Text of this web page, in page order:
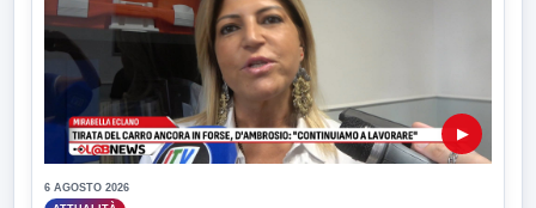
▶
6 AGOSTO 2026